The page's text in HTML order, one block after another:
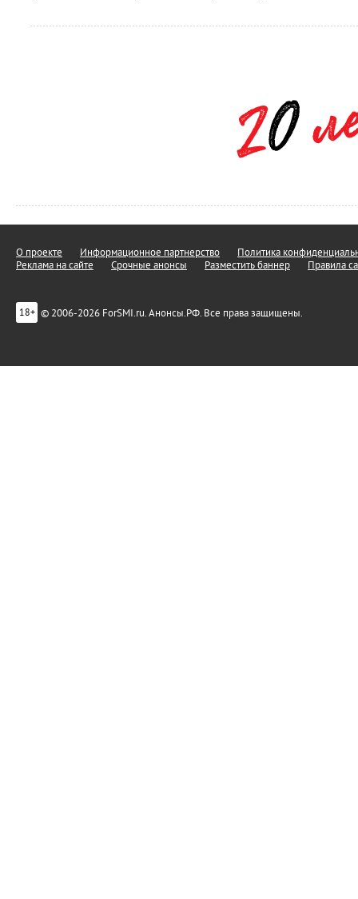
О проекте Информационное партнерство
Политика
Реклама на сайте
Срочные анонсы Разместить баннер Правила
18+ © 2006-2026 ForSMI.ru. Анонсы.РФ. Все права защищены.